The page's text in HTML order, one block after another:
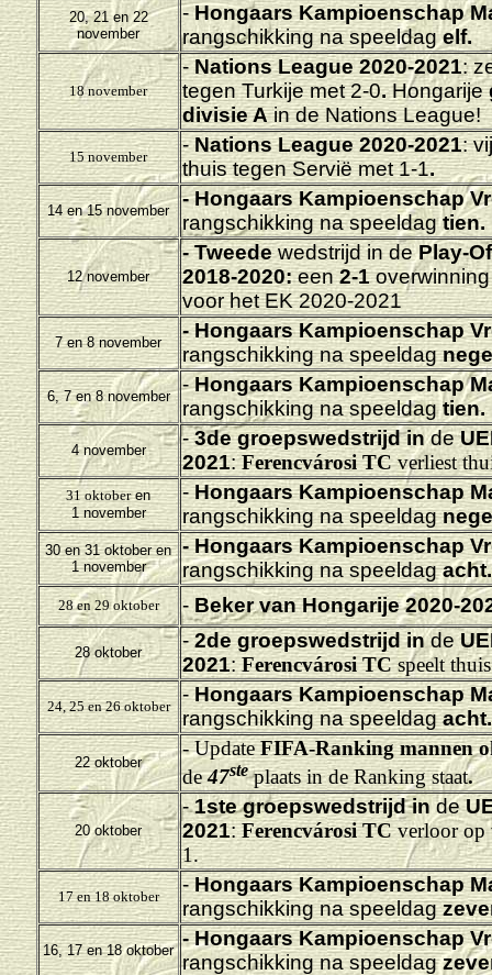
20, 21 en 22
november
-Hongaars Kampioenschap
rangschikking na speeldagelf.
18 november
-Nations League 2020-2021:
tegen Turkije met 2-0.Hongarije
divisie Ain de Nations League!
15 november
-Nations League 2020-2021:
thuis tegen Servië met 1-1.
14 en 15 november
-Hongaars Kampioenschap
rangschikking na speeldagtien.
12 november
- Tweedewedstrijd in dePlay-
2018-2020:een2-1
voor het EK 2020-2021
7 en 8 november
-Hongaars Kampioenschap
rangschikking na speeldag
6, 7 en 8 november
-Hongaars Kampioenschap
rangschikking na speeldagtien.
4 november
-3de groepswedstrijd inde
2021:Ferencvárosi TCverliest
31 oktoberen
1 november
-Hongaars Kampioenschap
rangschikking na speeldag
30 en 31 oktober en
1 november
-Hongaars Kampioenschap
rangschikking na speeldagacht.
28 en 29 oktober -Beker van Hongarije 2020-
28 oktober
-2de groepswedstrijd inde
2021:Ferencvárosi TCspeelt
24, 25 en 26 oktober
-Hongaars Kampioenschap
rangschikking na speeldagacht.
22 oktober
- Update FIFA-Ranking mannen
de47steplaats in de Ranking staat.
20 oktober
-1ste groepswedstrijd in de
2021:Ferencvárosi TCverloor op
1.
17 en 18 oktober
-Hongaars Kampioenschap
rangschikking na speeldag
16, 17 en 18 oktober
-Hongaars Kampioenschap
rangschikking na speeldag